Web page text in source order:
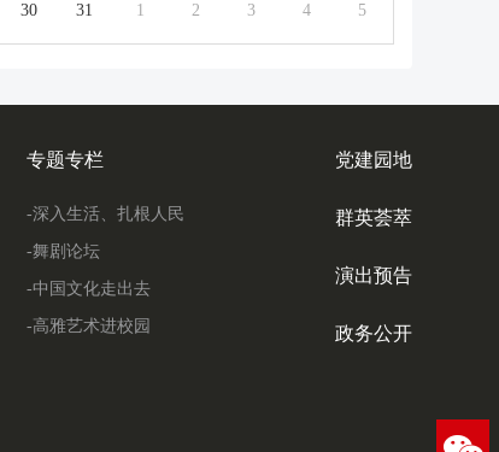
30 31 1 2 3 4 5
专题专栏
-深入生活、扎根人民
-舞剧论坛
-中国文化走出去
-高雅艺术进校园
党建园地
群英荟萃
演出预告
政务公开